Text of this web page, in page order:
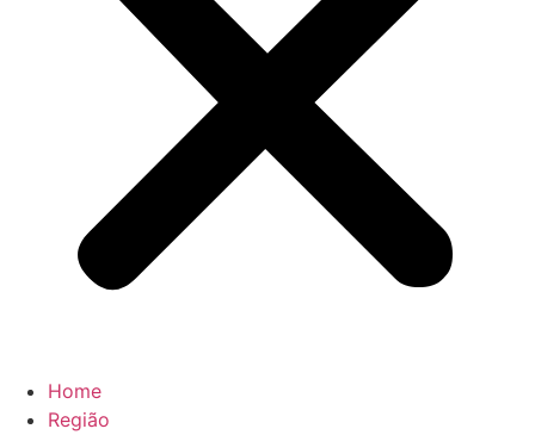
Home
Região